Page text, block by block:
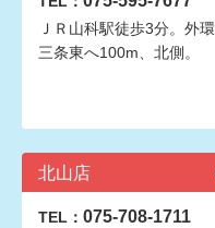
ＪＲ山科駅徒歩3分。外環
三条東へ100m、北側。
北山店
TEL： 075-708-1711